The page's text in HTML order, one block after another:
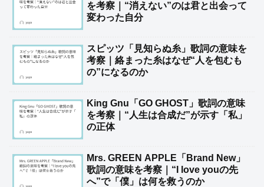
を考察｜“消えない”のは君と出会って
変わった自分
スピッツ「見知らぬ糸」歌詞の意味を
考察｜絡まった糸はなぜ“人を包むも
の”になるのか
King Gnu「GO GHOST」歌詞の意味
を考察｜“人生は合成だ”が示す「私」
の正体
Mrs. GREEN APPLE「Brand New」
歌詞の意味を考察｜“I love youの先
へ”で「僕」は何を救うのか